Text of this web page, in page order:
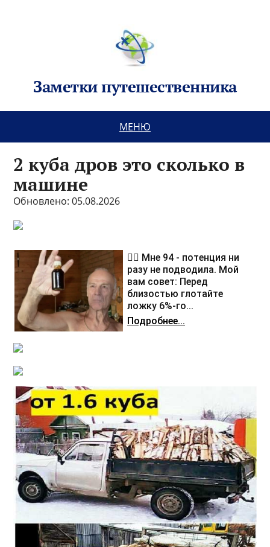
Заметки путешественника
МЕНЮ
2 куба дров это сколько в
машине
Обновлено: 05.08.2026
❤️‍🔥 Мне 94 - потенция ни
разу не подводила. Мой
вам совет: Перед
близостью глотайте
ложку 6%-го...
Подробнее...